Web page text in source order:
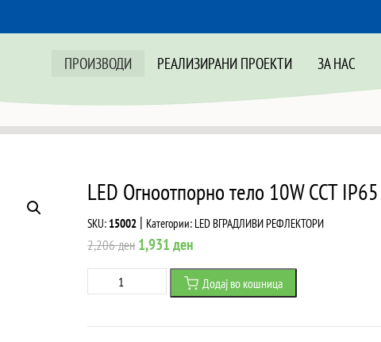
ПРОИЗВОДИ
РЕАЛИЗИРАНИ ПРОЕКТИ ЗА НАС
LED Огноотпорно тело 10W CCT IP65
SKU: 15002 | Категории: LED ВГРАДЛИВИ РЕФЛЕКТОРИ
2,206ден Original
price
1,931денCurrent
price
is:
Огноотпорно
тело
Додај во кошница